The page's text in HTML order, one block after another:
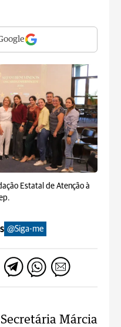
Estatal de Atenção à
@Siga-me
Márcia